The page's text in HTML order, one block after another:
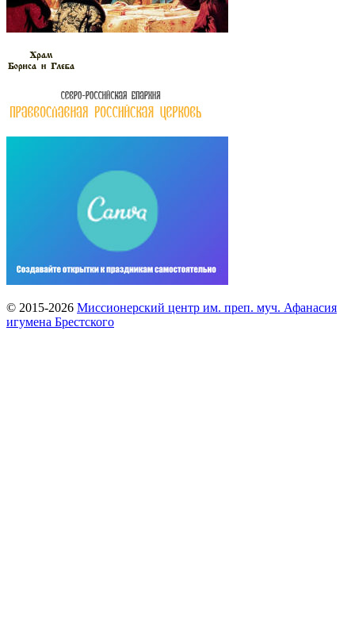
© 2015-2026 Миссионерский центр им. преп. муч. Афанасия
игумена Брестского